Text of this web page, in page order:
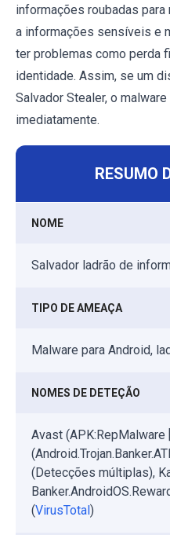
informações roubadas
a informações sensíveis e
ter problemas como perda
identidade. Assim, se um
Salvador Stealer, o
imediatamente.
RESUMO
NOME
Salvador ladrão de
TIPO DE AMEAÇA
Malware para Android,
NOMES DE DETEÇÃO
Avast (APK:RepMalware
(Detecções múltiplas),
(VirusTotal)